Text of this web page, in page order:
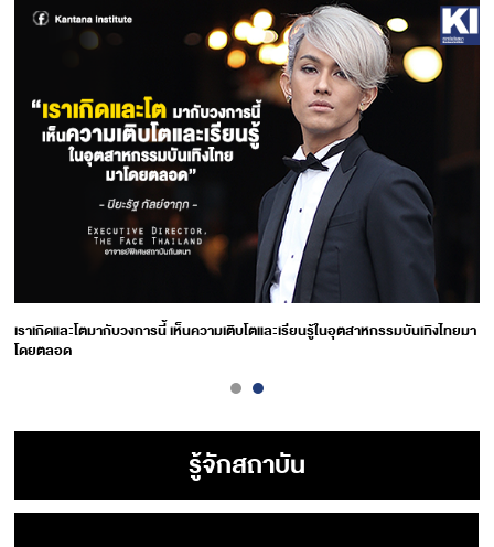
เราเกิดและโตมากับวงการนี้ เห็นความเติบโตและเรียนรู้ในอุตสาหกรรมบันเทิงไทยมา
โดยตลอด
รู้จักสถาบัน